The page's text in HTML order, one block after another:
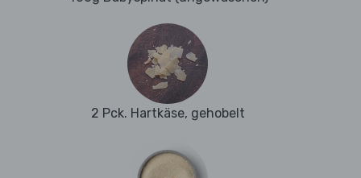
2 Pck. Hartkäse, gehobelt